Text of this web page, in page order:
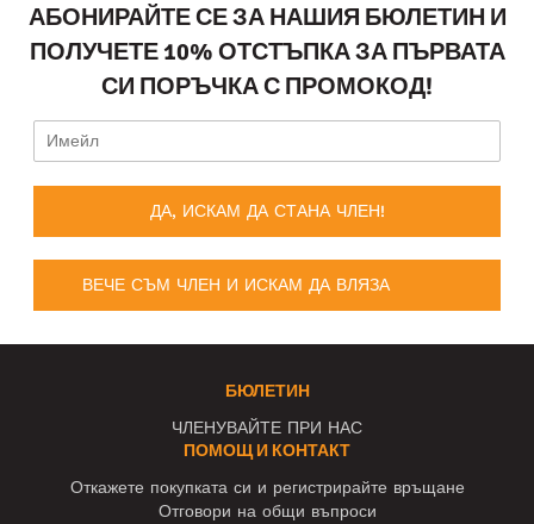
АБОНИРАЙТЕ СЕ ЗА НАШИЯ БЮЛЕТИН И
ПОЛУЧЕТЕ 10% ОТСТЪПКА ЗА ПЪРВАТА
СИ ПОРЪЧКА С ПРОМОКОД!
ДА, ИСКАМ ДА СТАНА ЧЛЕН!
ВЕЧЕ СЪМ ЧЛЕН И ИСКАМ ДА ВЛЯЗА
БЮЛЕТИН
ЧЛЕНУВАЙТЕ ПРИ НАС
ПОМОЩ И КОНТАКТ
Откажете покупката си и регистрирайте връщане
Отговори на общи въпроси